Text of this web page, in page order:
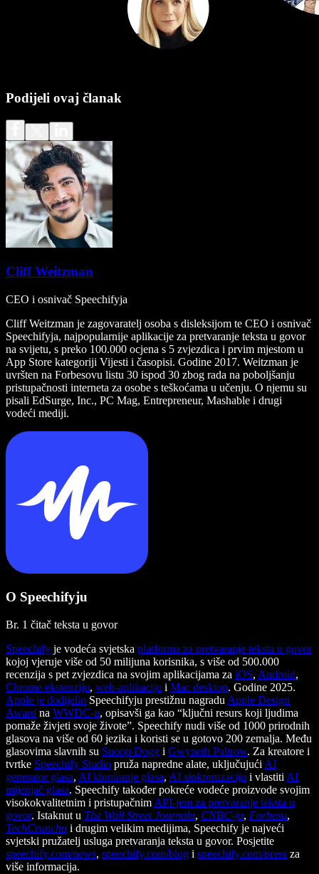
Podijeli ovaj članak
Cliff Weitzman
CEO i osnivač Speechifyja
Cliff Weitzman je zagovaratelj osoba s disleksijom te CEO i osnivač
Speechifyja, najpopularnije aplikacije za pretvaranje teksta u govor
na svijetu, s preko 100.000 ocjena s 5 zvjezdica i prvim mjestom u
App Store kategoriji Vijesti i časopisi. Godine 2017. Weitzman je
uvršten na Forbesovu listu 30 ispod 30 zbog rada na poboljšanju
pristupačnosti interneta za osobe s teškoćama u učenju. O njemu su
pisali EdSurge, Inc., PC Mag, Entrepreneur, Mashable i drugi
vodeći mediji.
O Speechifyju
Br. 1 čitač teksta u govor
Speechify je vodeća svjetska platforma za pretvaranje teksta u govor
kojoj vjeruje više od 50 milijuna korisnika, s više od 500.000
recenzija s pet zvjezdica na svojim aplikacijama za iOS, Android,
Chrome ekstenziju, web-aplikaciju i Mac desktop. Godine 2025.
Apple je dodijelio Speechifyju prestižnu nagradu Apple Design
Award na WWDC-u, opisavši ga kao “ključni resurs koji ljudima
pomaže živjeti svoje živote”. Speechify nudi više od 1000 prirodnih
glasova na više od 60 jezika i koristi se u gotovo 200 zemalja. Među
glasovima slavnih su Snoop Dogg i Gwyneth Paltrow. Za kreatore i
tvrtke Speechify Studio pruža napredne alate, uključujući AI
generator glasa, AI kloniranje glasa, AI sinkronizaciju i vlastiti AI
mijenjač glasa. Speechify također pokreće vodeće proizvode svojim
visokokvalitetnim i pristupačnim API-jem za pretvaranje teksta u
govor. Istaknut u The Wall Street Journalu, CNBC-ju, Forbesu,
TechCrunchu i drugim velikim medijima, Speechify je najveći
svjetski pružatelj usluga pretvaranja teksta u govor. Posjetite
speechify.com/news, speechify.com/blog i speechify.com/press za
više informacija.